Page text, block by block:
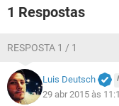
1 Respostas
RESPOSTA 1 / 1
Luis Deutsch
29 abr 2015 às